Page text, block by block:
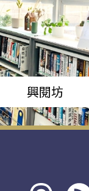
興閱坊